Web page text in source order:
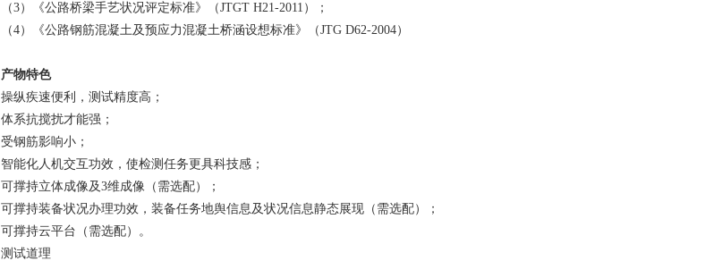
（3）《公路桥梁手艺状况评定标准》（JTGT H21-2011）；
（4）《公路钢筋混凝土及预应力混凝土桥涵设想标准》（JTG D62-2004）
产物特色
操纵疾速便利，测试精度高；
体系抗搅扰才能强；
受钢筋影响小；
智能化人机交互功效，使检测任务更具科技感；
可撑持立体成像及3维成像（需选配）；
可撑持装备状况办理功效，装备任务地舆信息及状况信息静态展现（需选配）；
可撑持云平台（需选配）。
测试道理